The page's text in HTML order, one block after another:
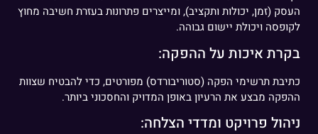
העסק (זמן, יכולות ותקציב), ומייצרים פתרונות בעזרת חשיבה מחוץ
לקופסה ויכולת יישום גבוהה.
בקרת איכות על ההפקה:
כתיבת תרשימי הפקה (סטוריבורדס) מפורטים, כדי להבטיח שצוות
ההפקה מבצע את הרעיון באופן המדויק והחסכוני ביותר.
ניהול פרויקט ומדדי הצלחה: